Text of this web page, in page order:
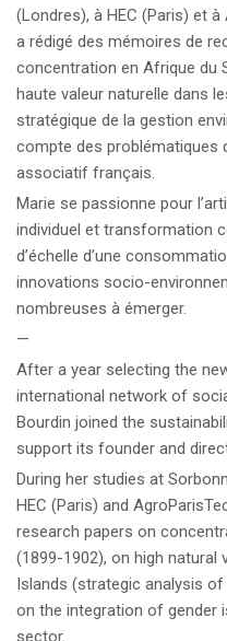
(Londres), à HEC (Paris) et
a rédigé des mémoires de
concentration en Afrique du
haute valeur naturelle dans
stratégique de la gestion
compte des problématiques
associatif français.
Marie se passionne pour
individuel et transformation
d’échelle d’une
innovations socio-
nombreuses à émerger.
—
After a year selecting the
international network of
Bourdin joined the
support its founder and
During her studies at
HEC (Paris) and
research papers on
(1899-1902), on high natural
Islands (strategic analysis
on the integration of gender
sector.